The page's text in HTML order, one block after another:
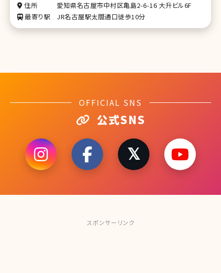
住所
愛知県名古屋市中村区亀島2-6-16 大升ビル6F
最寄り駅
JR名古屋駅太閤通口徒歩10分
OFFICIAL SNS
公式SNS
スポンサーリンク